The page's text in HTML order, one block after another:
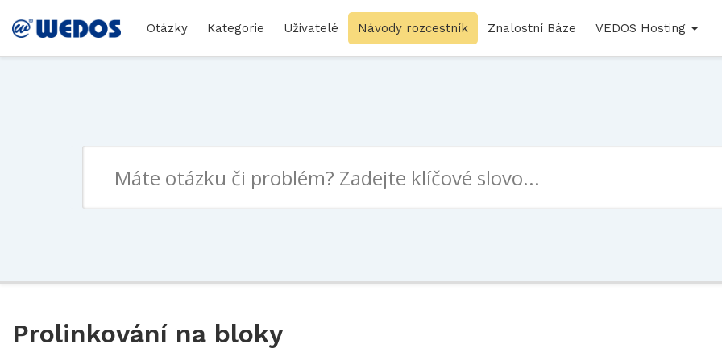
Otázky Kategorie Uživatelé Návody rozcestník Znalostní Báze VEDOS Hosting
Prolinkování na bloky